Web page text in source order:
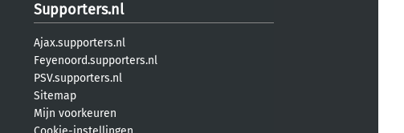
Supporters.nl
Ajax.supporters.nl
Feyenoord.supporters.nl
PSV.supporters.nl
Sitemap
Mijn voorkeuren